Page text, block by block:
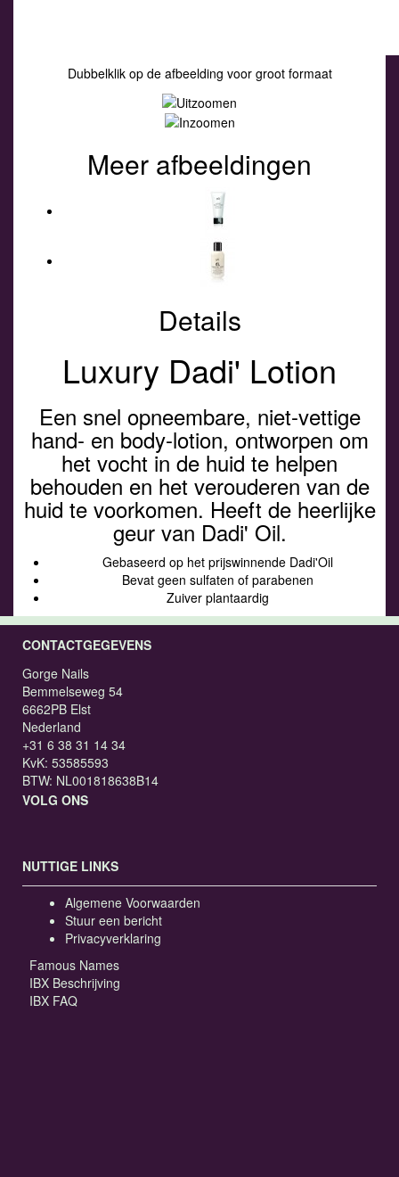
Dubbelklik op de afbeelding voor groot formaat
Meer afbeeldingen
Details
Luxury Dadi' Lotion
Een snel opneembare, niet-vettige
hand- en body-lotion, ontworpen om
het vocht in de huid te helpen
behouden en het verouderen van de
huid te voorkomen. Heeft de heerlijke
geur van Dadi' Oil.
Gebaseerd op het prijswinnende Dadi'Oil
Bevat geen sulfaten of parabenen
Zuiver plantaardig
CONTACTGEGEVENS
Gorge Nails
Bemmelseweg 54
6662PB Elst
Nederland
+31 6 38 31 14 34
KvK: 53585593
BTW: NL001818638B14
VOLG ONS
NUTTIGE LINKS
Algemene Voorwaarden
Stuur een bericht
Privacyverklaring
Famous Names
IBX Beschrijving
IBX FAQ